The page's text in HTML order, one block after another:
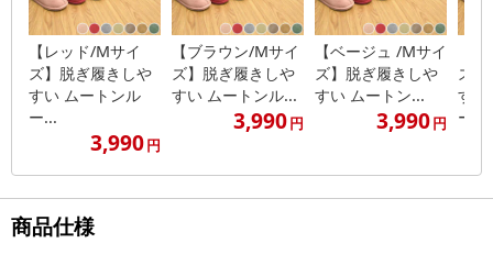
【レッド/Mサイ
ズ】脱ぎ履きしや
すい ムートンル
ー...
3,990円
【ブラウン/Mサイ
ズ】脱ぎ履きしや
すい ムートンル...
3,990円
【ベージュ /Mサイ
ズ】脱ぎ履きしや
すい ムートン...
3,990円
ズ
すい
ー...
商品仕様